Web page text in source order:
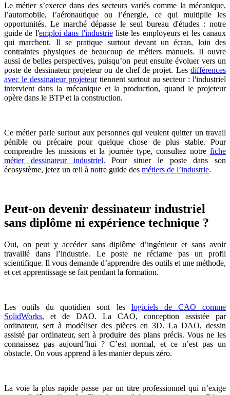
Le métier s’exerce dans des secteurs variés comme la mécanique,
l’automobile, l’aéronautique ou l’énergie, ce qui multiplie les
opportunités. Le marché dépasse le seul bureau d'études : notre
guide de l'emploi dans l'industrieliste les employeurs et les canaux
qui marchent. Il se pratique surtout devant un écran, loin des
contraintes physiques de beaucoup de métiers manuels. Il ouvre
aussi de belles perspectives, puisqu’on peut ensuite évoluer vers un
poste de dessinateur projeteur ou de chef de projet. Les différences
avec le dessinateur projeteurtiennent surtout au secteur : l'industriel
intervient dans la mécanique et la production, quand le projeteur
opère dans le BTP et la construction.
Ce métier parle surtout aux personnes qui veulent quitter un travail
pénible ou précaire pour quelque chose de plus stable. Pour
comprendre les missions et la journée type, consultez notre fiche
métier dessinateur industriel. Pour situer le poste dans son
écosystème, jetez un œil à notre guide des métiers de l’industrie.
Peut-on devenir dessinateur industriel
sans diplôme ni expérience technique ?
Oui, on peut y accéder sans diplôme d’ingénieur et sans avoir
travaillé dans l’industrie. Le poste ne réclame pas un profil
scientifique. Il vous demande d’apprendre des outils et une méthode,
et cet apprentissage se fait pendant la formation.
Les outils du quotidien sont les logiciels de CAO comme
SolidWorks, et de DAO. La CAO, conception assistée par
ordinateur, sert à modéliser des pièces en 3D. La DAO, dessin
assisté par ordinateur, sert à produire des plans précis. Vous ne les
connaissez pas aujourd’hui ? C’est normal, et ce n’est pas un
obstacle. On vous apprend à les manier depuis zéro.
La voie la plus rapide passe par un titre professionnel qui n’exige